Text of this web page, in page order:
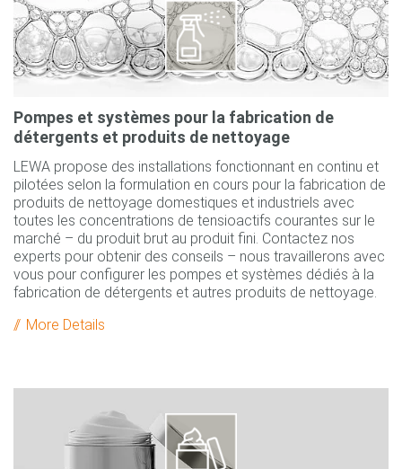
Pompes et systèmes pour la fabrication de
détergents et produits de nettoyage
LEWA propose des installations fonctionnant en continu et
pilotées selon la formulation en cours pour la fabrication de
produits de nettoyage domestiques et industriels avec
toutes les concentrations de tensioactifs courantes sur le
marché – du produit brut au produit fini. Contactez nos
experts pour obtenir des conseils – nous travaillerons avec
vous pour configurer les pompes et systèmes dédiés à la
fabrication de détergents et autres produits de nettoyage.
More Details